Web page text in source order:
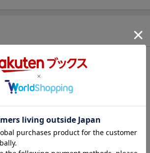
より）
た「キャリアコンサルタント」が、2016年
した。
5万人ですが、厚生労働省は2024年までに1
ックアップを行っています。
サルタントが求められているのか。資格を
躍の場があるのか！
セス、仕事の内容など、現役のキャリアコ